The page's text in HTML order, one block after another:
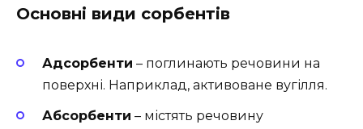
Основні види сорбентів
Адсорбенти – поглинають речовини на
поверхні. Наприклад, активоване вугілля.
Абсорбенти – містять речовину